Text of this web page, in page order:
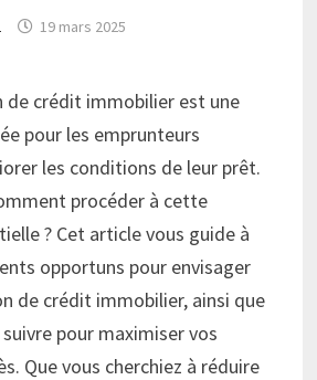
19 mars 2025
de crédit immobilier est une
pour les emprunteurs
les conditions de leur prêt.
procéder à cette
? Cet article vous guide à
opportuns pour envisager
de crédit immobilier, ainsi que
pour maximiser vos
Que vous cherchiez à réduire